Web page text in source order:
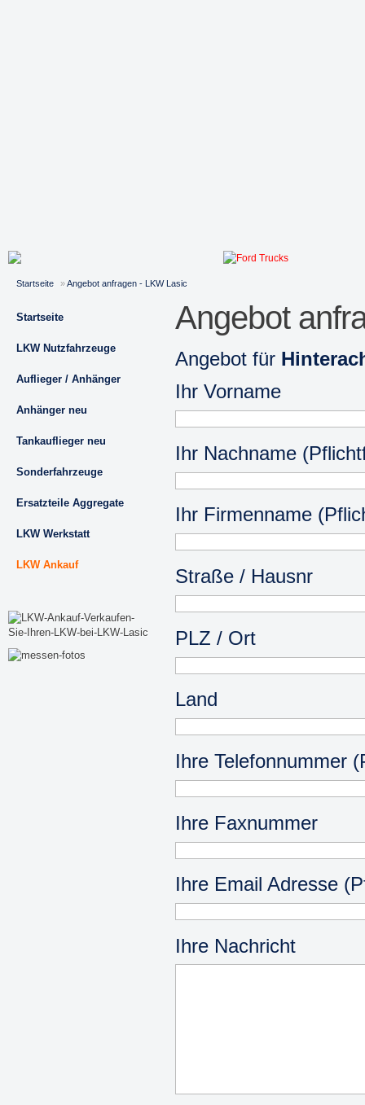
Startseite »Angebot anfragen - LKW Lasic
Startseite
LKW Nutzfahrzeuge
Auflieger / Anhänger
Anhänger neu
Tankauflieger neu
Sonderfahrzeuge
Ersatzteile Aggregate
LKW Werkstatt
LKW Ankauf
Angebot
Angebot für
Ihr Vorname
Ihr Nachname
Ihr Firmenname
Straße / Hausnr
PLZ / Ort
Land
Ihre Telefonnummer
Ihre Faxnummer
Ihre Email Adresse
Ihre Nachricht